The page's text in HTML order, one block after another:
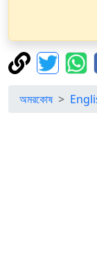
অমরকোষ